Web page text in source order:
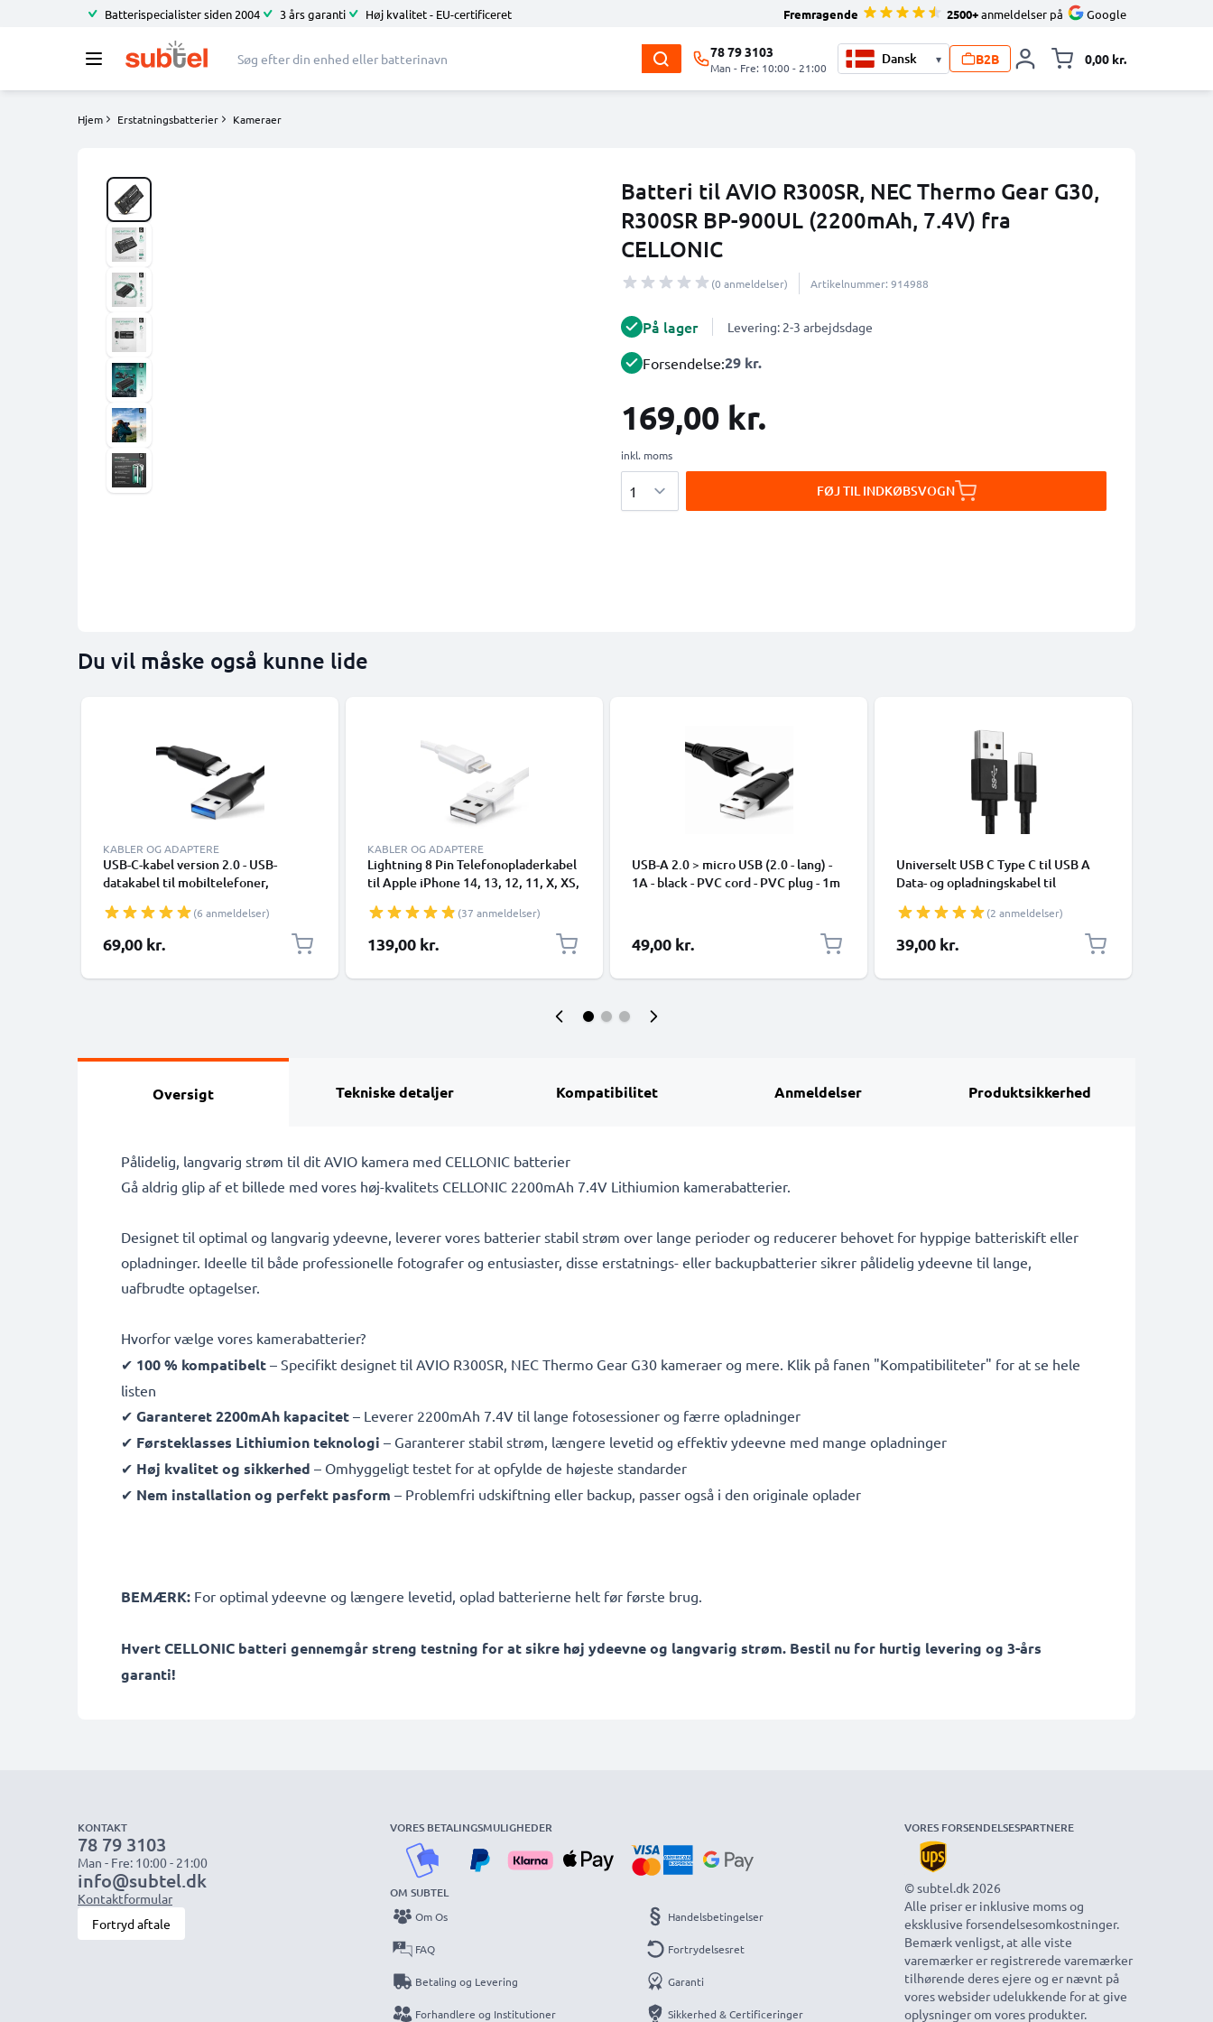
Batterispecialister siden 2004 3 års garanti Høj kvalitet - EU-certificeret Fremragende 2500+anmeldelser på Google
78 79 3103
Man - Fre: 10:00 - 21:00
▾ B2B 0,00 kr.
Hjem Erstatningsbatterier Kameraer
Batteri til AVIO R300SR, NEC Thermo Gear G30,
R300SR BP-900UL (2200mAh, 7.4V) fra
CELLONIC
(0 anmeldelser) Artikelnummer: 914988
På lager Levering: 2-3 arbejdsdage
Forsendelse:29 kr.
169,00 kr.
inkl. moms
FØJ TIL INDKØBSVOGN
Du vil måske også kunne lide
KABLER OG ADAPTERE
USB-C-kabel version 2.0 - USB-
datakabel til mobiltelefoner,
Google Pixel), kameraer (Canon,
Panasonic Lumix, Sony, GoPro) og
mange flere - 1,0m 3A-opladerkabel
(6 anmeldelser)
69,00 kr.
KABLER OG ADAPTERE
Lightning 8 Pin Telefonopladerkabel
til Apple iPhone 14, 13, 12, 11, X, XS,
Smartphone datakabel hvid
(37 anmeldelser)
139,00 kr.
USB-A 2.0 > micro USB (2.0 - lang) -
1A - black - PVC cord - PVC plug - 1m
49,00 kr.
Universelt USB C Type C til USB A
Data- og opladningskabel til
højttalere - 3A Hurtig dataoverførsel
1m Nylon Opladerkabel - Sort
(2 anmeldelser)
39,00 kr.
Oversigt Tekniske detaljer Kompatibilitet Anmeldelser Produktsikkerhed
Pålidelig, langvarig strøm til dit AVIO kamera med CELLONIC batterier
Gå aldrig glip af et billede med vores høj-kvalitets CELLONIC 2200mAh 7.4V Lithiumion kamerabatterier.
Designet til optimal og langvarig ydeevne, leverer vores batterier stabil strøm over lange perioder og reducerer behovet for hyppige batteriskift eller
opladninger. Ideelle til både professionelle fotografer og entusiaster, disse erstatnings- eller backupbatterier sikrer pålidelig ydeevne til lange,
uafbrudte optagelser.
Hvorfor vælge vores kamerabatterier?
✔ 100 % kompatibelt – Specifikt designet til AVIO R300SR, NEC Thermo Gear G30 kameraer og mere. Klik på fanen "Kompatibiliteter" for at se hele
listen
✔ Garanteret 2200mAh kapacitet – Leverer 2200mAh 7.4V til lange fotosessioner og færre opladninger
✔ Førsteklasses Lithiumion teknologi – Garanterer stabil strøm, længere levetid og effektiv ydeevne med mange opladninger
✔ Høj kvalitet og sikkerhed – Omhyggeligt testet for at opfylde de højeste standarder
✔ Nem installation og perfekt pasform – Problemfri udskiftning eller backup, passer også i den originale oplader
BEMÆRK: For optimal ydeevne og længere levetid, oplad batterierne helt før første brug.
Hvert CELLONIC batteri gennemgår streng testning for at sikre høj ydeevne og langvarig strøm. Bestil nu for hurtig levering og 3-års
garanti!
KONTAKT
78 79 3103
Man - Fre: 10:00 - 21:00
info@subtel.dk
Kontaktformular
Fortryd aftale
VORES BETALINGSMULIGHEDER
OM SUBTEL
Om Os
FAQ
Betaling og Levering
Forhandlere og Institutioner
Handelsbetingelser
Fortrydelsesret
Garanti
Sikkerhed & Certificeringer
VORES FORSENDELSESPARTNERE
© subtel.dk 2026
Alle priser er inklusive moms og
eksklusive forsendelsesomkostninger.
Bemærk venligst, at alle viste
varemærker er registrerede varemærker
tilhørende deres ejere og er nævnt på
vores websider udelukkende for at give
oplysninger om vores produkter.